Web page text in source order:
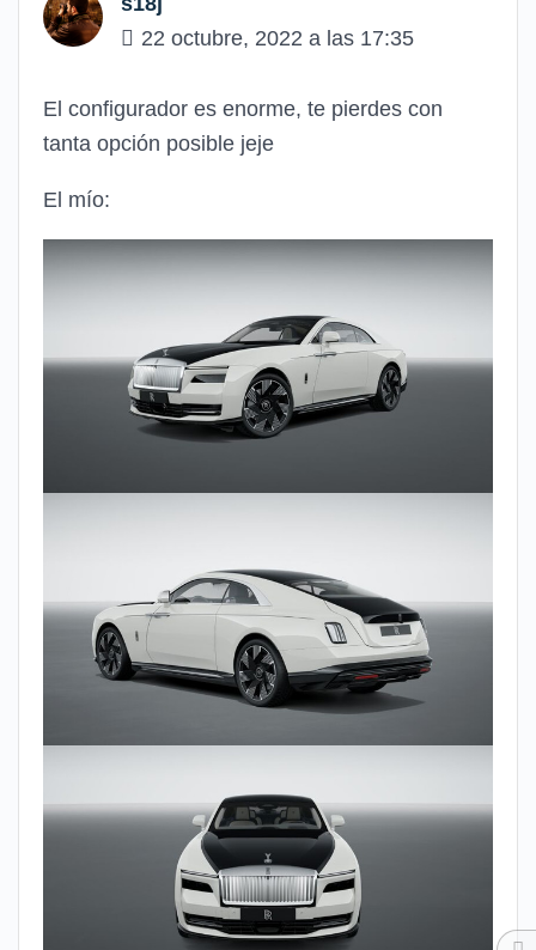
22 octubre, 2022 a las 17:35
El configurador es enorme, te pierdes con
tanta opción posible jeje
El mío: